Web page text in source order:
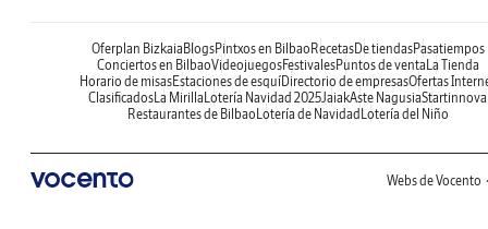
Oferplan Bizkaia BlogsPintxos en Bilbao RecetasDe tiendasPasatiempos
Conciertos en BilbaoVideojuegosFestivalesPuntos de venta La Tienda
Horario de misasEstaciones de esquíDirectorio de empresasOfertas
Clasificados La Mirilla Lotería Navidad 2025JaiakAste NagusiaStartinnova
Restaurantes de Bilbao Lotería de Navidad Lotería del Niño
Webs de Vocento